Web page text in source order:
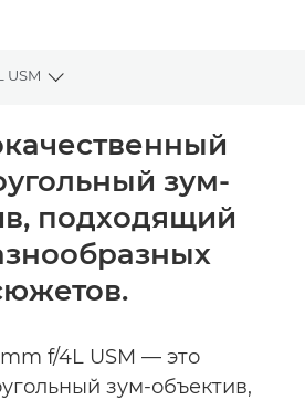
USM
Toggle breadcrumbs
зум-
подходящий
f/4L USM — это
зум-объектив,